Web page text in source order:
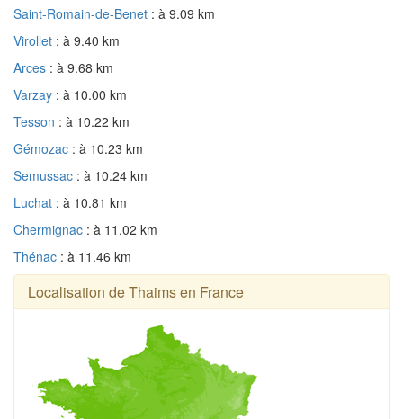
Saint-Romain-de-Benet : à 9.09 km
Virollet : à 9.40 km
Arces : à 9.68 km
Varzay : à 10.00 km
Tesson : à 10.22 km
Gémozac : à 10.23 km
Semussac : à 10.24 km
Luchat : à 10.81 km
Chermignac : à 11.02 km
Thénac : à 11.46 km
Localisation de Thaims en France